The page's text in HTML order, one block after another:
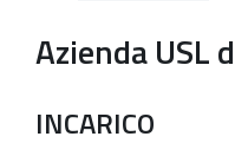
Azienda USL
INCARICO